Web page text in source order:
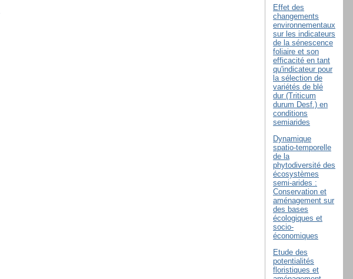
Effet des
changements
environnementaux
sur les indicateurs
de la sénescence
foliaire et son
efficacité en tant
qu'indicateur pour
la sélection de
variétés de blé
dur (Triticum
durum Desf.) en
conditions
semiarides
Dynamique
spatio-temporelle
de la
phytodiversité des
écosystèmes
semi-arides :
Conservation et
aménagement sur
des bases
écologiques et
socio-
économiques
Etude des
potentialités
floristiques et